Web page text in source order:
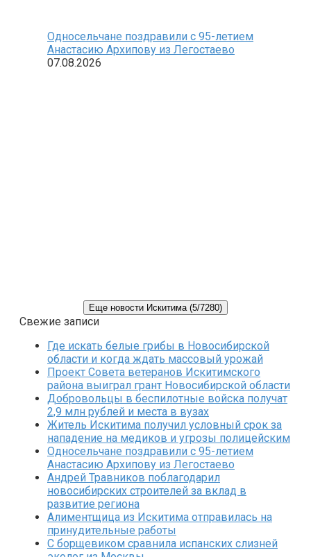
Односельчане поздравили с 95-летием
Анастасию Архипову из Легостаево
07.08.2026
Еще новости Искитима (5/7280)
Свежие записи
Где искать белые грибы в Новосибирской
области и когда ждать массовый урожай
Проект Совета ветеранов Искитимского
района выиграл грант Новосибирской области
Добровольцы в беспилотные войска получат
2,9 млн рублей и места в вузах
Житель Искитима получил условный срок за
нападение на медиков и угрозы полицейским
Односельчане поздравили с 95-летием
Анастасию Архипову из Легостаево
Андрей Травников поблагодарил
новосибирских строителей за вклад в
развитие региона
Алиментщица из Искитима отправилась на
принудительные работы
С борщевиком сравнила испанских слизней